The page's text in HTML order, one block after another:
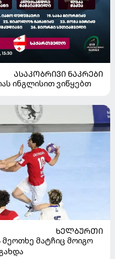
ᲐᲡᲐᲙᲝᲑᲠᲘᲕᲘ ᲜᲐᲙᲠᲔᲑᲘ
ინგლისით ვიწყებთ
ᲮᲔᲚᲑᲣᲠᲗᲘ
მეოთხე მატჩიც მოიგო